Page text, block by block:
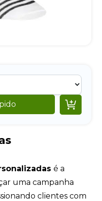

é a
uma campanha
clientes com